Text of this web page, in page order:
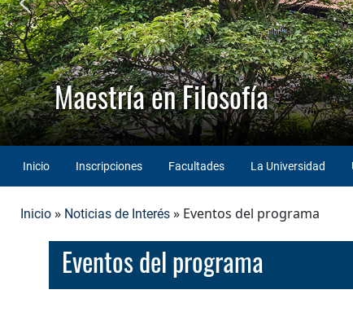
Maestría en Filosofía
Inicio Inscripciones Facultades La Universidad
Inicio » Noticias de Interés » Eventos del programa
Eventos del programa